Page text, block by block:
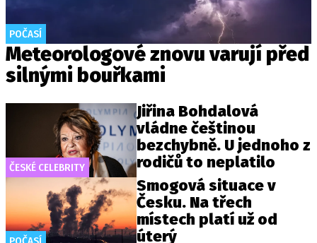
POČASÍ
Meteorologové znovu varují před
silnými bouřkami
ČESKÉ CELEBRITY
Jiřina Bohdalová
vládne češtinou
bezchybně. U jednoho z
rodičů to neplatilo
Smogová situace v
Česku. Na třech
místech platí už od
úterý